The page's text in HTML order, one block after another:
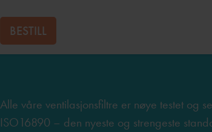
BESTILL
Alle våre ventilasjonsfiltre er nøye testet og
ISO16890 – den nyeste og strengeste